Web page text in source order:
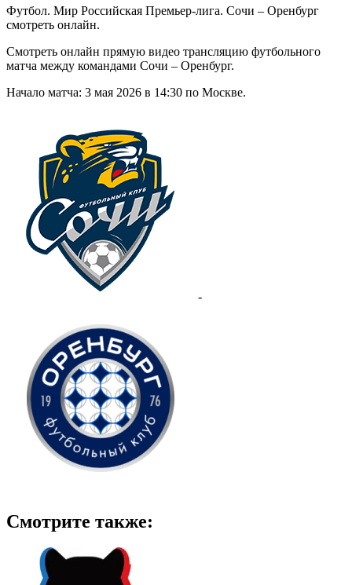
Футбол. Мир Российская Премьер-лига. Сочи – Оренбург
смотреть онлайн.
Смотреть онлайн прямую видео трансляцию футбольного
матча между командами Сочи – Оренбург.
Начало матча: 3 мая 2026 в 14:30 по Москве.
-
Смотрите также: